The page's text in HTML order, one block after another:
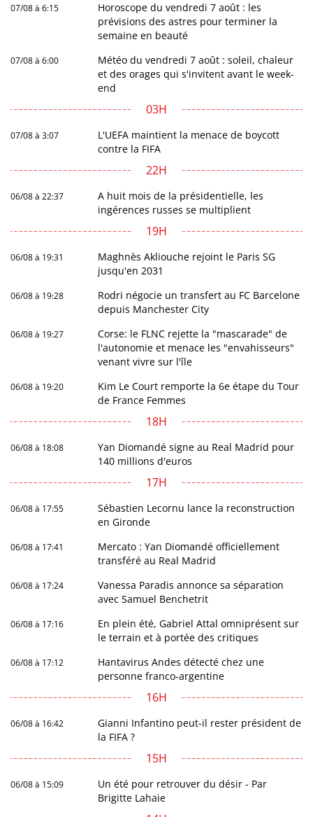
07/08 à 6:15
Horoscope du vendredi 7 août : les
prévisions des astres pour terminer la
semaine en beauté
07/08 à 6:00
Météo du vendredi 7 août : soleil, chaleur
et des orages qui s'invitent avant le week-
end
03H
07/08 à 3:07
L'UEFA maintient la menace de boycott
contre la FIFA
22H
06/08 à 22:37
A huit mois de la présidentielle, les
ingérences russes se multiplient
19H
06/08 à 19:31
Maghnès Akliouche rejoint le Paris SG
jusqu'en 2031
06/08 à 19:28
Rodri négocie un transfert au FC Barcelone
depuis Manchester City
06/08 à 19:27
Corse: le FLNC rejette la "mascarade" de
l'autonomie et menace les "envahisseurs"
venant vivre sur l'île
06/08 à 19:20
Kim Le Court remporte la 6e étape du Tour
de France Femmes
18H
06/08 à 18:08
Yan Diomandé signe au Real Madrid pour
140 millions d'euros
17H
06/08 à 17:55
Sébastien Lecornu lance la reconstruction
en Gironde
06/08 à 17:41
Mercato : Yan Diomandé officiellement
transféré au Real Madrid
06/08 à 17:24
Vanessa Paradis annonce sa séparation
avec Samuel Benchetrit
06/08 à 17:16
En plein été, Gabriel Attal omniprésent sur
le terrain et à portée des critiques
06/08 à 17:12
Hantavirus Andes détecté chez une
personne franco-argentine
16H
06/08 à 16:42
Gianni Infantino peut-il rester président de
la FIFA ?
15H
06/08 à 15:09
Un été pour retrouver du désir - Par
Brigitte Lahaie